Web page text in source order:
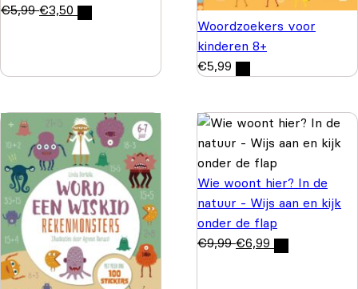
€5,99 €3,50
Woordzoekers voor
kinderen 8+
€5,99
Wie woont hier? In de
natuur - Wijs aan en kijk
onder de flap
€9,99 €6,99